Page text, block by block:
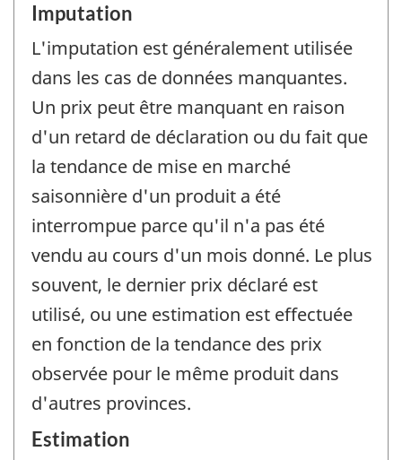
Imputation
L'imputation est généralement utilisée
dans les cas de données manquantes.
Un prix peut être manquant en raison
d'un retard de déclaration ou du fait que
la tendance de mise en marché
saisonnière d'un produit a été
interrompue parce qu'il n'a pas été
vendu au cours d'un mois donné. Le plus
souvent, le dernier prix déclaré est
utilisé, ou une estimation est effectuée
en fonction de la tendance des prix
observée pour le même produit dans
d'autres provinces.
Estimation